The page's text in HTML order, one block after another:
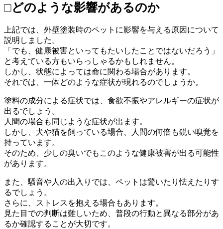
□どのような影響があるのか
上記では、外壁塗装時のペットに影響を与える原因について
説明しました。
「でも、健康被害といってもたいしたことではないだろう」
と考えている方もいらっしゃるかもしれません。
しかし、状態によっては命に関わる場合があります。
それでは、一体どのような症状が現れるのでしょうか。
塗料の成分による症状では、食欲不振やアレルギーの症状が
出るでしょう。
人間の場合も同じような症状が出ます。
しかし、犬や猫を飼っている場合、人間の何倍も鋭い嗅覚を
持っています。
そのため、少しの臭いでもこのような健康被害が出る可能性
があります。
また、騒音や人の出入りでは、ペットは驚いたり怯えたりす
るでしょう。
さらに、ストレスを抱える場合もあります。
見た目での判断は難しいため、普段の行動と異なる部分があ
るか確認することが大切です。